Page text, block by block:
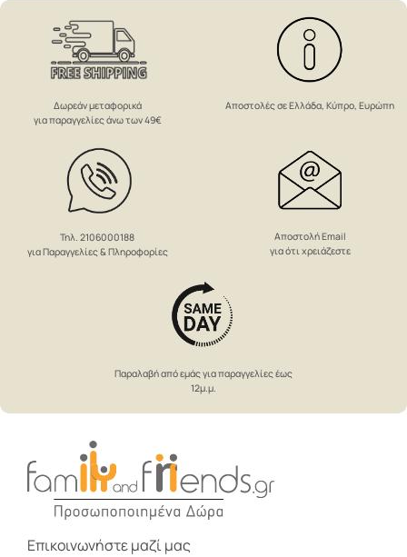
Δωρεάν μεταφορικά
για παραγγελίες άνω των 49€
Αποστολές σε Ελλάδα, Κύπρο, Ευρώπη
Τηλ. 2106000188
για Παραγγελίες & Πληροφορίες
Αποστολή Email
για ότι χρειάζεστε
Παραλαβή από εμάς για παραγγελίες έως
12μ.μ.
Επικοινωνήστε μαζί μας